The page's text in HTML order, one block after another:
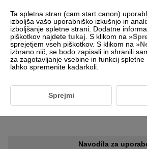
-- Izberi regijo/
Za stranke, ki
Informacije o priročniku
Navodila za
Ta spletna stran (cam.start.canon)
izboljša vašo uporabniško izkušnjo in
izboljšanje spletne strani. Dodatne
piškotkov najdete tukaj. S klikom na »
sprejetjem vseh piškotkov. S klikom na »
izbrano nič, se bodo zapisali in shranili
za zagotavljanje vsebine in funkcij spletne
lahko spremenite kadarkoli.
Sprejmi